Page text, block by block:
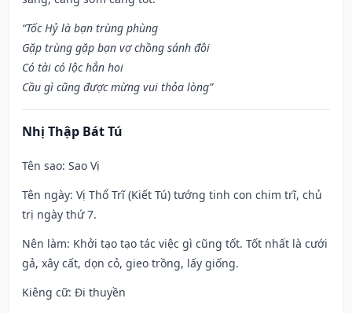
“Tốc Hỷ là bạn trùng phùng
Gặp trùng gặp bạn vợ chồng sánh đôi
Có tài có lộc hẳn hoi
Cầu gì cũng được mừng vui thỏa lòng”
Nhị Thập Bát Tú
Tên sao: Sao Vị
Tên ngày: Vị Thổ Trĩ (Kiết Tú) tướng tinh con chim trĩ, chủ
trị ngày thứ 7.
Nên làm: Khởi tạo tạo tác việc gì cũng tốt. Tốt nhất là cưới
gả, xây cất, dọn cỏ, gieo trồng, lấy giống.
Kiêng cữ: Đi thuyền